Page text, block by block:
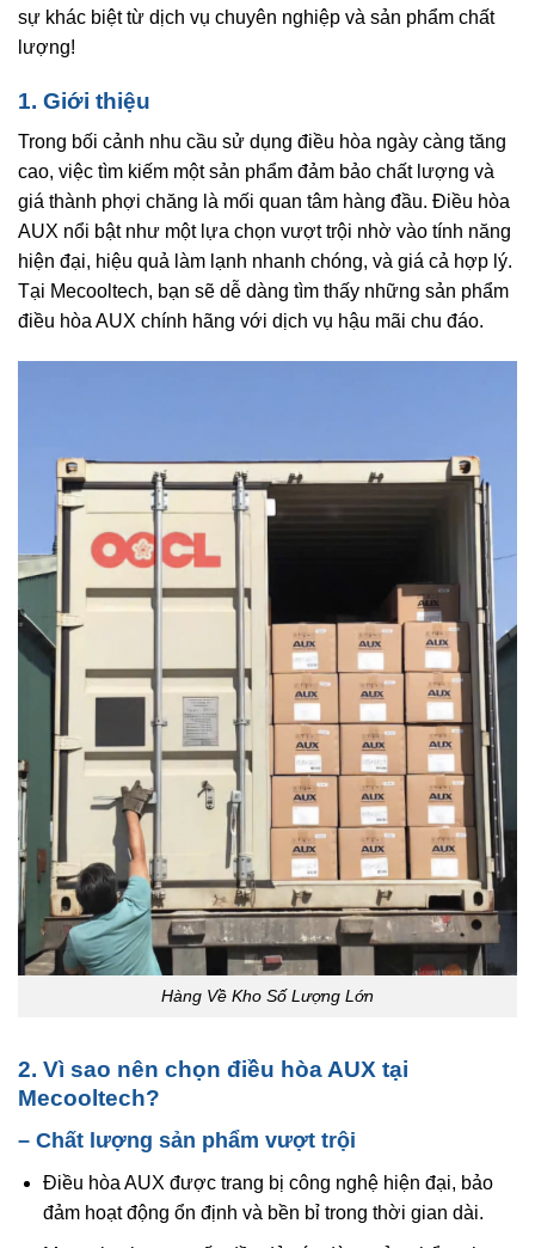
sự khác biệt từ dịch vụ chuyên nghiệp và sản phẩm chất
lượng!
1. Giới thiệu
Trong bối cảnh nhu cầu sử dụng điều hòa ngày càng tăng
cao, việc tìm kiếm một sản phẩm đảm bảo chất lượng và
giá thành phợi chăng là mối quan tâm hàng đầu. Điều hòa
AUX nổi bật như một lựa chọn vượt trội nhờ vào tính năng
hiện đại, hiệu quả làm lạnh nhanh chóng, và giá cả hợp lý.
Tại Mecooltech, bạn sẽ dễ dàng tìm thấy những sản phẩm
điều hòa AUX chính hãng với dịch vụ hậu mãi chu đáo.
Hàng Về Kho Số Lượng Lớn
2. Vì sao nên chọn điều hòa AUX tại
Mecooltech?
– Chất lượng sản phẩm vượt trội
Điều hòa AUX được trang bị công nghệ hiện đại, bảo
đảm hoạt động ổn định và bền bỉ trong thời gian dài.